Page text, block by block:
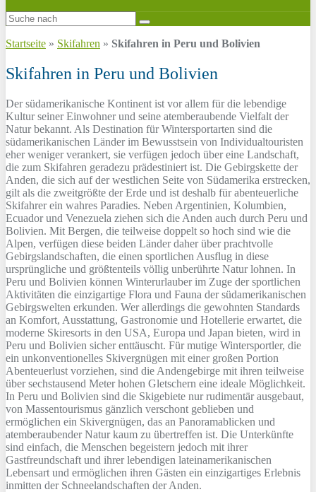
Startseite » Skifahren » Skifahren in Peru und Bolivien
Skifahren in Peru und Bolivien
Der südamerikanische Kontinent ist vor allem für die lebendige
Kultur seiner Einwohner und seine atemberaubende Vielfalt der
Natur bekannt. Als Destination für Wintersportarten sind die
südamerikanischen Länder im Bewusstsein von Individualtouristen
eher weniger verankert, sie verfügen jedoch über eine Landschaft,
die zum Skifahren geradezu prädestiniert ist. Die Gebirgskette der
Anden, die sich auf der westlichen Seite von Südamerika erstrecken,
gilt als die zweitgrößte der Erde und ist deshalb für abenteuerliche
Skifahrer ein wahres Paradies. Neben Argentinien, Kolumbien,
Ecuador und Venezuela ziehen sich die Anden auch durch Peru und
Bolivien. Mit Bergen, die teilweise doppelt so hoch sind wie die
Alpen, verfügen diese beiden Länder daher über prachtvolle
Gebirgslandschaften, die einen sportlichen Ausflug in diese
ursprüngliche und größtenteils völlig unberührte Natur lohnen. In
Peru und Bolivien können Winterurlauber im Zuge der sportlichen
Aktivitäten die einzigartige Flora und Fauna der südamerikanischen
Gebirgswelten erkunden. Wer allerdings die gewohnten Standards
an Komfort, Ausstattung, Gastronomie und Hotellerie erwartet, die
moderne Skiresorts in den USA, Europa und Japan bieten, wird in
Peru und Bolivien sicher enttäuscht. Für mutige Wintersportler, die
ein unkonventionelles Skivergnügen mit einer großen Portion
Abenteuerlust vorziehen, sind die Andengebirge mit ihren teilweise
über sechstausend Meter hohen Gletschern eine ideale Möglichkeit.
In Peru und Bolivien sind die Skigebiete nur rudimentär ausgebaut,
von Massentourismus gänzlich verschont geblieben und
ermöglichen ein Skivergnügen, das an Panoramablicken und
atemberaubender Natur kaum zu übertreffen ist. Die Unterkünfte
sind einfach, die Menschen begeistern jedoch mit ihrer
Gastfreundschaft und ihrer lebendigen lateinamerikanischen
Lebensart und ermöglichen ihren Gästen ein einzigartiges Erlebnis
inmitten der Schneelandschaften der Anden.